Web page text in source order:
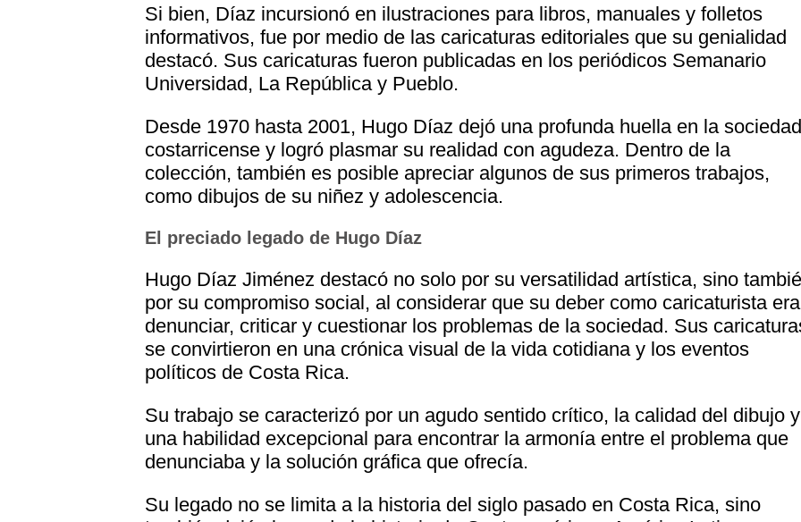
Si bien, Díaz incursionó en ilustraciones para libros, manuales y folletos
informativos, fue por medio de las caricaturas editoriales que su genialidad
destacó. Sus caricaturas fueron publicadas en los periódicos Semanario
Universidad, La República y Pueblo.
Desde 1970 hasta 2001, Hugo Díaz dejó una profunda huella en la sociedad
costarricense y logró plasmar su realidad con agudeza. Dentro de la
colección, también es posible apreciar algunos de sus primeros trabajos,
como dibujos de su niñez y adolescencia.
El preciado legado de Hugo Díaz
Hugo Díaz Jiménez destacó no solo por su versatilidad artística, sino
por su compromiso social, al considerar que su deber como caricaturista era
denunciar, criticar y cuestionar los problemas de la sociedad. Sus
se convirtieron en una crónica visual de la vida cotidiana y los eventos
políticos de Costa Rica.
Su trabajo se caracterizó por un agudo sentido crítico, la calidad del dibujo y
una habilidad excepcional para encontrar la armonía entre el problema que
denunciaba y la solución gráfica que ofrecía.
Su legado no se limita a la historia del siglo pasado en Costa Rica, sino